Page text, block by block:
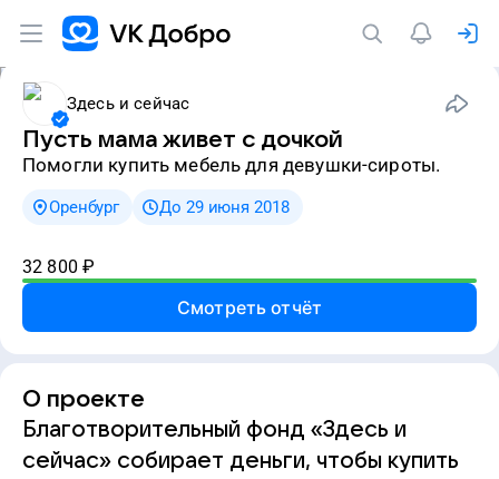
Здесь и сейчас
Пусть мама живет с дочкой
Помогли купить мебель для девушки-сироты.
Оренбург До 29 июня 2018
32 800 ₽
Смотреть отчёт
О проекте
Благотворительный фонд «Здесь и
сейчас» собирает деньги, чтобы купить